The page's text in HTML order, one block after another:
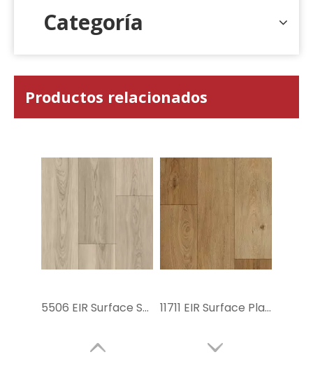
Categoría
Productos relacionados
5506 EIR Surface SPC Piso de piso 11711 EIR Surface Plank SPC Floor